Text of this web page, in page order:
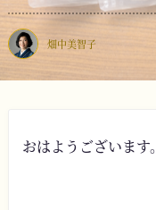
畑中美智子
おはようございます。